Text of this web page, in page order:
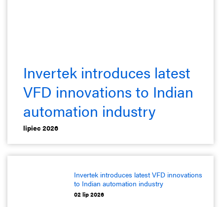
Invertek introduces latest
VFD innovations to Indian
automation industry
lipiec 2026
Invertek introduces latest VFD innovations
to Indian automation industry
02 lip 2026